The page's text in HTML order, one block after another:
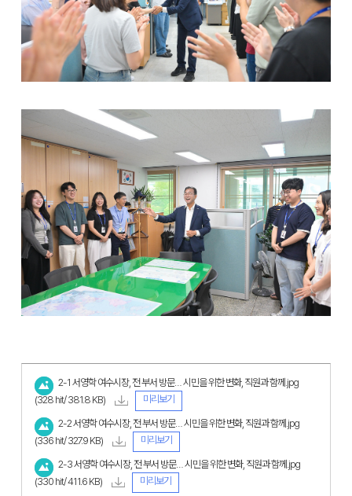
2-1 서영학 여수시장, 전 부서 방문… 시민을 위한 변화, 직원과 함께.jpg
(328 hit/ 381.8 KB)
미리보기
2-2 서영학 여수시장, 전 부서 방문… 시민을 위한 변화, 직원과 함께.jpg
(336 hit/ 327.9 KB)
미리보기
2-3 서영학 여수시장, 전 부서 방문… 시민을 위한 변화, 직원과 함께.jpg
(330 hit/ 411.6 KB)
미리보기